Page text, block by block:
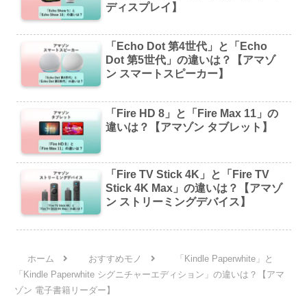
ディスプレイ】
「Echo Dot 第4世代」と「Echo
Dot 第5世代」の違いは？【アマゾ
ン スマートスピーカー】
「Fire HD 8」と「Fire Max 11」の
違いは？【アマゾン タブレット】
「Fire TV Stick 4K」と「Fire TV
Stick 4K Max」の違いは？【アマゾ
ン ストリーミングデバイス】
ホーム おすすめモノ
「Kindle Paperwhite」と
「Kindle Paperwhite シグニチャーエディション」の違いは？【アマ
ゾン 電子書籍リーダー】